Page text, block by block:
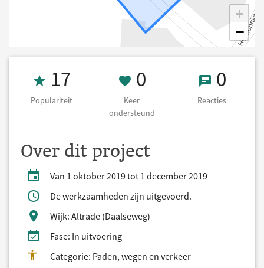
+
−
Populariteit 17
17
Populariteit
0 Keer
0
Keer
ondersteund
0 0
Reacties
Over dit project
Van 1 oktober 2019 tot 1 december 2019
De werkzaamheden zijn uitgevoerd.
Wijk: Altrade (Daalseweg)
Fase: In uitvoering
Categorie: Paden, wegen en verkeer